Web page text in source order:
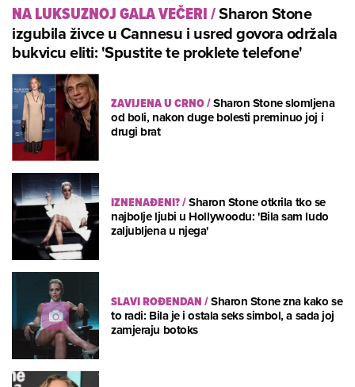
NA LUKSUZNOJ GALA VEČERI/Sharon Stone
izgubila živce u Cannesu i usred govora održala
bukvicu eliti: 'Spustite te proklete telefone'
ZAVIJENA U CRNO/Sharon Stone slomljena
od boli, nakon duge bolesti preminuo joj i
drugi brat
IZNENAĐENI?/Sharon Stone otkrila tko se
najbolje ljubi u Hollywoodu: 'Bila sam ludo
zaljubljena u njega'
SLAVI ROĐENDAN/Sharon Stone zna kako se
to radi: Bila je i ostala seks simbol, a sada joj
zamjeraju botoks